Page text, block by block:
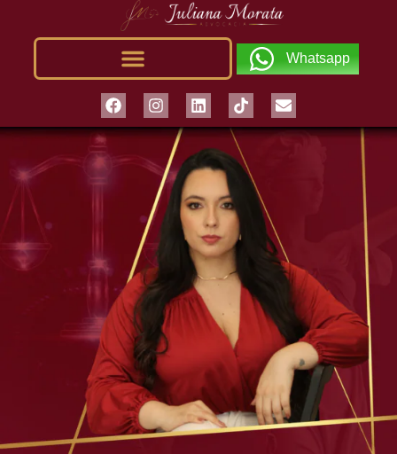
Whatsapp